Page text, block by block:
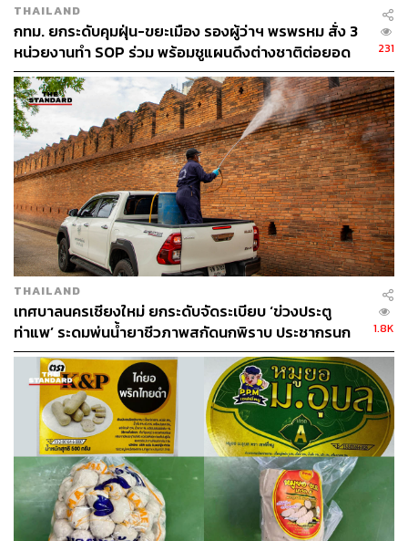
THAILAND
กทม. ยกระดับคุมฝุ่น-ขยะเมือง รองผู้ว่าฯ พรพรหม สั่ง 3
หน่วยงานทำ SOP ร่วม พร้อมชูแผนดึงต่างชาติต่อยอด
‘Friends of Bangkok’
231
THAILAND
เทศบาลนครเชียงใหม่ ยกระดับจัดระเบียบ ‘ข่วงประตู
ท่าแพ’ ระดมพ่นน้ำยาชีวภาพสกัดนกพิราบ ประชากรนก
ลดลงกว่า 90%
1.8K